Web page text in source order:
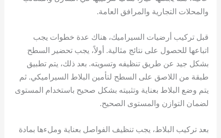
والمحلات التجارية والمرافق العامة.
قبل تركيب أرضيات السيراميك، هناك عدة خطوات يجب
اتباعها للحصول على نتائج مثالية. أولاً، يجب تحضير السطح
بشكل جيد عن طريق تنظيفه وتسويته. بعد ذلك، يتم تطبيق
طبقة من اللاصق على السطح لتأمين البلاط السيراميكي. ثم
يتم وضع البلاط بعناية وتثبيته بشكل صحيح باستخدام المستوى
لضمان التوازن والمستوى الصحيح.
بعد تركيب البلاط، يجب تنظيف الفواصل بعناية وملءها بمادة